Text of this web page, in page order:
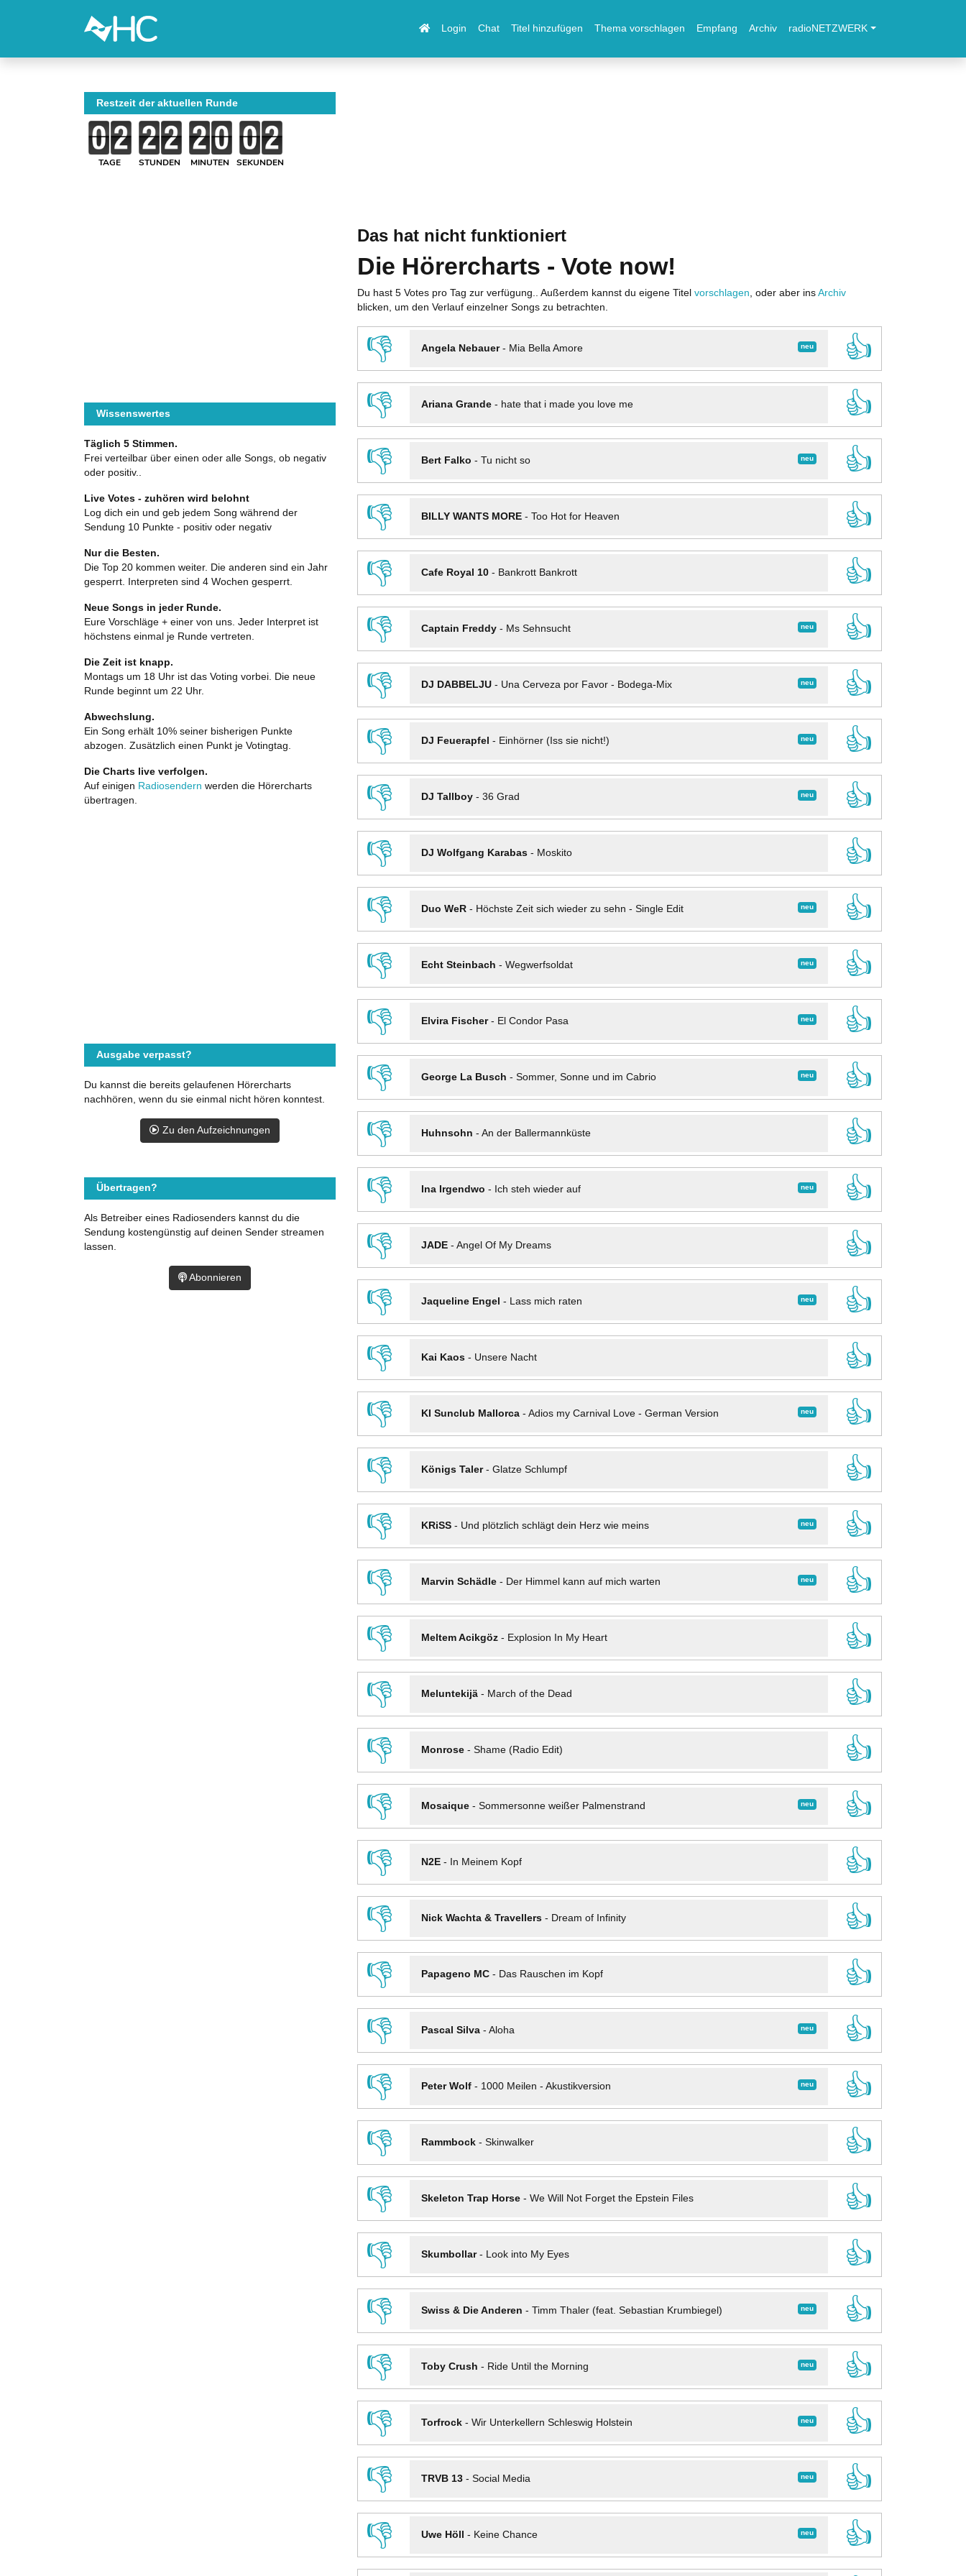
Login Chat Titel hinzufügen Thema vorschlagen Empfang Archiv radioNETZWERK
Das hat nicht funktioniert
Die Hörercharts - Vote now!
Du hast 5 Votes pro Tag zur verfügung.. Außerdem kannst du eigene Titel vorschlagen , oder aber ins Archiv
blicken, um den Verlauf einzelner Songs zu betrachten.
👎 neu
Angela Nebauer- Mia Bella Amore
👍
👎
Ariana Grande- hate that i made you love me
👍
👎
neu
Bert Falko - Tu nicht so
👍
👎
BILLY WANTS MORE- Too Hot for Heaven
👍
👎
Cafe Royal 10- Bankrott Bankrott
👍
👎
neu
Captain Freddy- Ms Sehnsucht
👍
👎
neu
DJ DABBELJU- Una Cerveza por Favor - Bodega-Mix
👍
👎
neu
DJ Feuerapfel - Einhörner (Iss sie nicht!)
👍
👎
neu
DJ Tallboy- 36 Grad
👍
👎
DJ Wolfgang Karabas- Moskito
👍
👎
neu
Duo WeR- Höchste Zeit sich wieder zu sehn - Single Edit
👍
👎
neu
Echt Steinbach - Wegwerfsoldat
👍
👎
neu
Elvira Fischer- El Condor Pasa
👍
👎
neu
George La Busch - Sommer, Sonne und im Cabrio
👍
👎
Huhnsohn - An der Ballermannküste
👍
👎
neu
Ina Irgendwo - Ich steh wieder auf
👍
👎
JADE- Angel Of My Dreams
👍
👎
neu
Jaqueline Engel - Lass mich raten
👍
👎
Kai Kaos- Unsere Nacht
👍
👎
neu
KI Sunclub Mallorca- Adios my Carnival Love - German Version
👍
👎
Königs Taler- Glatze Schlumpf
👍
👎
neu
KRiSS- Und plötzlich schlägt dein Herz wie meins
👍
👎
neu
Marvin Schädle- Der Himmel kann auf mich warten
👍
👎
Meltem Acikgöz- Explosion In My Heart
👍
👎
Meluntekijä- March of the Dead
👍
👎
Monrose- Shame (Radio Edit)
👍
👎
neu
Mosaique- Sommersonne weißer Palmenstrand
👍
👎
N2E- In Meinem Kopf
👍
👎
Nick Wachta & Travellers- Dream of Infinity
👍
👎
Papageno MC- Das Rauschen im Kopf
👍
👎
neu
Pascal Silva- Aloha
👍
👎
neu
Peter Wolf- 1000 Meilen - Akustikversion
👍
👎
Rammbock- Skinwalker
👍
👎
Skeleton Trap Horse- We Will Not Forget the Epstein Files
👍
👎
Skumbollar- Look into My Eyes
👍
👎
neu
Swiss & Die Anderen - Timm Thaler (feat. Sebastian Krumbiegel)
👍
👎
neu
Toby Crush - Ride Until the Morning
👍
👎
neu
Torfrock- Wir Unterkellern Schleswig Holstein
👍
👎
neu
TRVB 13- Social Media
👍
👎
neu
Uwe Höll - Keine Chance
👍
Restzeit der aktuellen Runde
TAGE STUNDEN MINUTEN SEKUNDEN
Wissenswertes
Täglich 5 Stimmen.
Frei verteilbar über einen oder alle Songs, ob negativ
oder positiv..
Live Votes - zuhören wird belohnt
Log dich ein und geb jedem Song während der
Sendung 10 Punkte - positiv oder negativ
Nur die Besten.
Die Top 20 kommen weiter. Die anderen sind ein Jahr
gesperrt. Interpreten sind 4 Wochen gesperrt.
Neue Songs in jeder Runde.
Eure Vorschläge + einer von uns. Jeder Interpret ist
höchstens einmal je Runde vertreten.
Die Zeit ist knapp.
Montags um 18 Uhr ist das Voting vorbei. Die neue
Runde beginnt um 22 Uhr.
Abwechslung.
Ein Song erhält 10% seiner bisherigen Punkte
abzogen. Zusätzlich einen Punkt je Votingtag.
Die Charts live verfolgen.
Auf einigen Radiosendern werden die Hörercharts
übertragen.
Ausgabe verpasst?
Du kannst die bereits gelaufenen Hörercharts
nachhören, wenn du sie einmal nicht hören konntest.
Zu den Aufzeichnungen
Übertragen?
Als Betreiber eines Radiosenders kannst du die
Sendung kostengünstig auf deinen Sender streamen
lassen.
Abonnieren